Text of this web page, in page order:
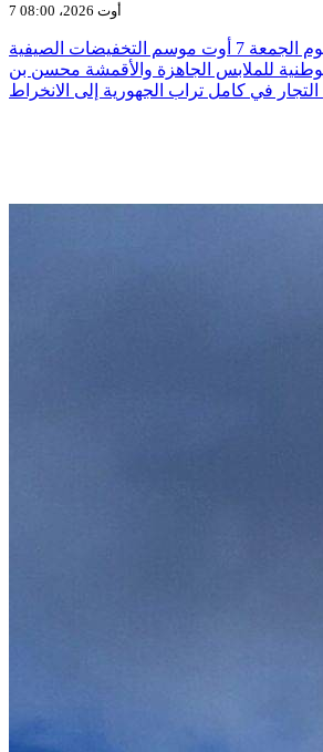
7 أوت 2026، 08:00
ينطلق بداية من اليوم الجمعة 7 أوت موسم التخفيضات الصيفية
للملابس الجاهزة والأقمشة محسن بن